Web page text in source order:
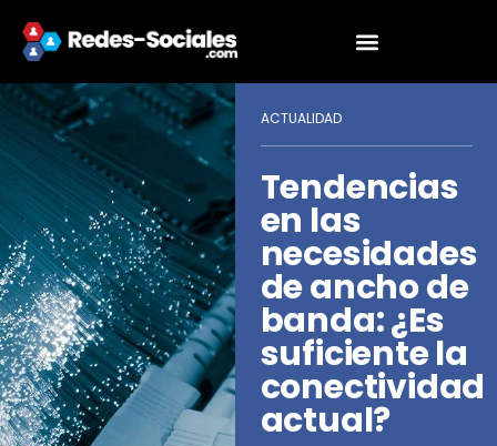
ACTUALIDAD
Tendencias
en las
necesidades
de ancho de
banda: ¿Es
suficiente la
conectividad
actual?